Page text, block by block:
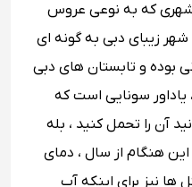
که به نوعی عروس
زیبای دبی به گونه ای
بوده و تابستان ‌های دبی
یاداور سونایی است که
آن را تحمل کنید ، بله
هنگام از سال ، دمای
و هتل ‌ها نیز برای اینکه آب